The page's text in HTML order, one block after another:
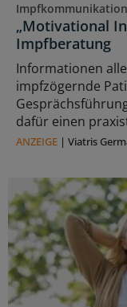
Impfkommunikation
„Motivational
Impfberatung
Informationen
impfzögernde
dafür einen
ANZEIGE | Viatris